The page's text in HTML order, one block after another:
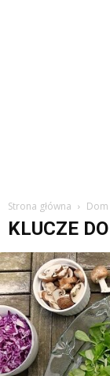
Strona główna
KLUCZE